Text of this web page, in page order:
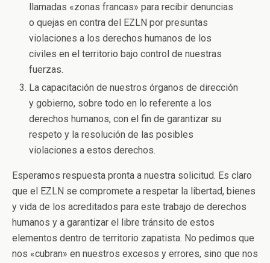
llamadas «zonas francas» para recibir denuncias
o quejas en contra del EZLN por presuntas
violaciones a los derechos humanos de los
civiles en el territorio bajo control de nuestras
fuerzas.
La capacitación de nuestros órganos de dirección
y gobierno, sobre todo en lo referente a los
derechos humanos, con el fin de garantizar su
respeto y la resolución de las posibles
violaciones a estos derechos.
Esperamos respuesta pronta a nuestra solicitud. Es claro
que el EZLN se compromete a respetar la libertad, bienes
y vida de los acreditados para este trabajo de derechos
humanos y a garantizar el libre tránsito de estos
elementos dentro de territorio zapatista. No pedimos que
nos «cubran» en nuestros excesos y errores, sino que nos